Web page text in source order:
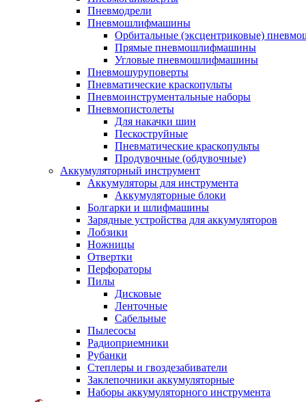
Пневмодрели
Пневмошлифмашины
Орбитальные (эксцентриковые)
Прямые пневмошлифмашины
Угловые пневмошлифмашины
Пневмошуруповерты
Пневматические краскопульты
Пневмоинструментальные наборы
Пневмопистолеты
Для накачки шин
Пескоструйные
Пневматические краскопульты
Продувочные (обдувочные)
Аккумуляторный инструмент
Аккумуляторы для инструмента
Аккумуляторные блоки
Болгарки и шлифмашины
Зарядные устройства для аккумуляторов
Лобзики
Ножницы
Отвертки
Перфораторы
Пилы
Дисковые
Ленточные
Сабельные
Пылесосы
Радиоприемники
Рубанки
Степлеры и гвоздезабиватели
Заклепочники аккумуляторные
Наборы аккумуляторного инструмента